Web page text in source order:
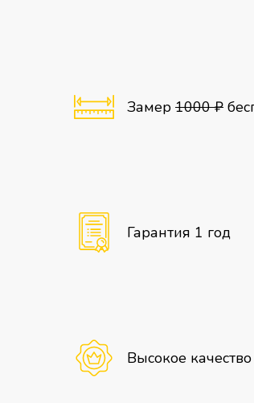
Замер 1000 ₽
Гарантия 1 год
Высокое